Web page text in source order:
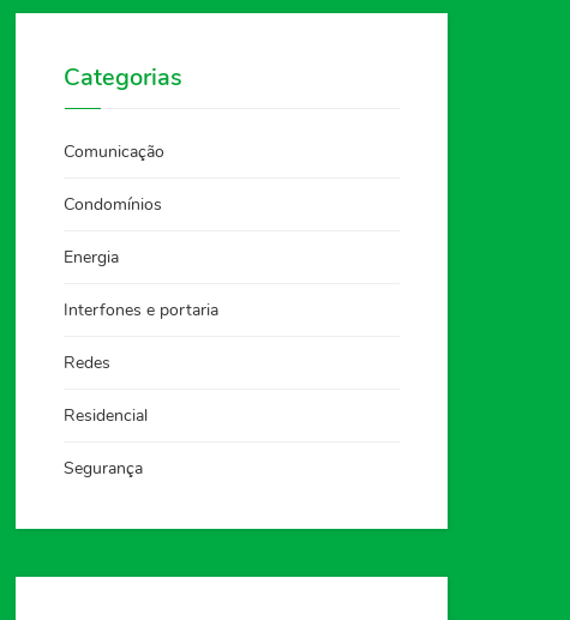
Categorias
Comunicação
Condomínios
Energia
Interfones e portaria
Redes
Residencial
Segurança